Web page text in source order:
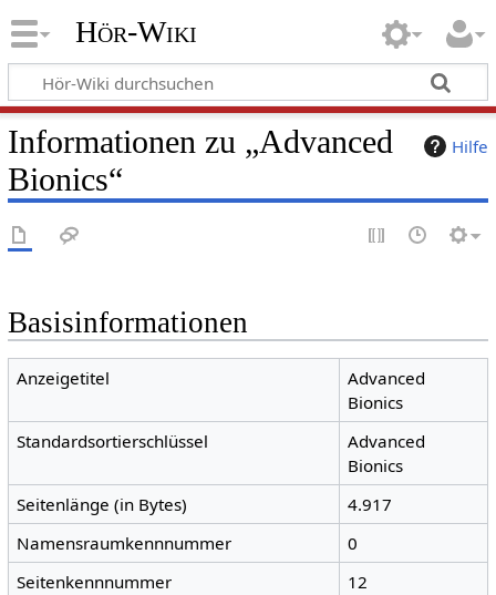
Hör-Wiki
Hilfe
Informationen zu „Advanced
Bionics“
Basisinformationen
Anzeigetitel
Advanced
Bionics
Standardsortierschlüssel
Advanced
Bionics
Seitenlänge (in Bytes)
4.917
Namensraumkennnummer
0
Seitenkennnummer
12